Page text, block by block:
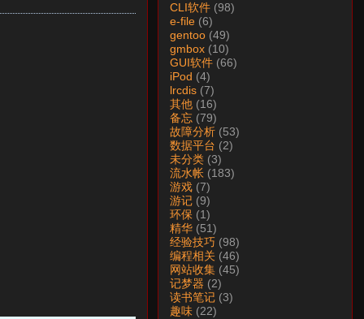
CLI软件 (98)
e-file (6)
gentoo (49)
gmbox (10)
GUI软件 (66)
iPod (4)
lrcdis (7)
其他 (16)
备忘 (79)
故障分析 (53)
数据平台 (2)
未分类 (3)
流水帐 (183)
游戏 (7)
游记 (9)
环保 (1)
精华 (51)
经验技巧 (98)
编程相关 (46)
网站收集 (45)
记梦器 (2)
读书笔记 (3)
趣味 (22)